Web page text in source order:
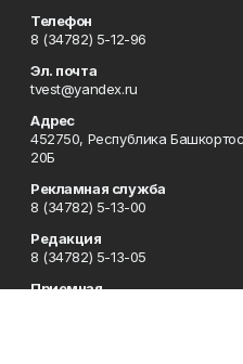
Телефон
8 (34782) 5-12-96
Эл. почта
tvest@yandex.ru
Адрес
452750, Республика
20Б
Рекламная служба
8 (34782) 5-13-00
Редакция
8 (34782) 5-13-05
Приемная